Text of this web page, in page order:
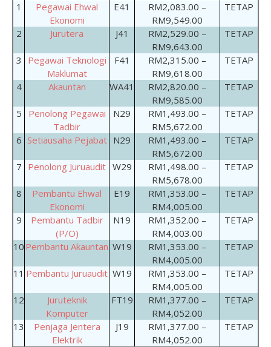
1
Pegawai Ehwal
Ekonomi
E41
RM2,083.00 –
RM9,549.00
TETAP
2 Jurutera J41
RM2,529.00 –
RM9,643.00
TETAP
3
Pegawai Teknologi
Maklumat
F41
RM2,315.00 –
RM9,618.00
TETAP
4 Akauntan WA41
RM2,820.00 –
RM9,585.00
TETAP
5
Penolong Pegawai
Tadbir
N29
RM1,493.00 –
RM5,672.00
TETAP
6 Setiausaha Pejabat N29
RM1,493.00 –
RM5,672.00
TETAP
7 Penolong Juruaudit W29
RM1,498.00 –
RM5,678.00
TETAP
8
Pembantu Ehwal
Ekonomi
E19
RM1,353.00 –
RM4,005.00
TETAP
9
Pembantu Tadbir
(P/O)
N19
RM1,352.00 –
RM4,003.00
TETAP
10 Pembantu Akauntan W19
RM1,353.00 –
RM4,005.00
TETAP
11 Pembantu Juruaudit W19
RM1,353.00 –
RM4,005.00
TETAP
12
Juruteknik
Komputer
FT19
RM1,377.00 –
RM4,052.00
TETAP
13
Penjaga Jentera
Elektrik
J19
RM1,377.00 –
RM4,052.00
TETAP